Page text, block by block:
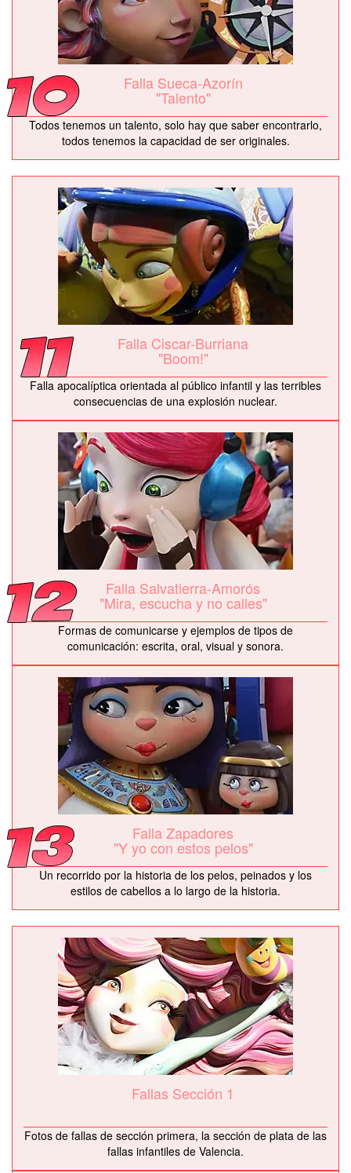
Falla Sueca-Azorín
"Talento"
Todos tenemos un talento, solo hay que saber encontrarlo,
todos tenemos la capacidad de ser originales.
Falla Ciscar-Burriana
"Boom!"
Falla apocalíptica orientada al público infantil y las terribles
consecuencias de una explosión nuclear.
Falla Salvatierra-Amorós
"Mira, escucha y no calles"
Formas de comunicarse y ejemplos de tipos de
comunicación: escrita, oral, visual y sonora.
Falla Zapadores
"Y yo con estos pelos"
Un recorrido por la historia de los pelos, peinados y los
estilos de cabellos a lo largo de la historia.
Fallas Sección 1
Fotos de fallas de sección primera, la sección de plata de las
fallas infantiles de Valencia.